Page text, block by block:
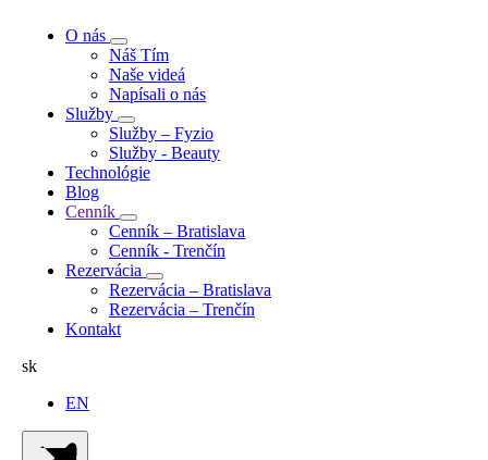
O nás
Náš Tím
Naše videá
Napísali o nás
Služby
Služby – Fyzio
Služby - Beauty
Technológie
Blog
Cenník
Cenník – Bratislava
Cenník - Trenčín
Rezervácia
Rezervácia – Bratislava
Rezervácia – Trenčín
Kontakt
sk
EN